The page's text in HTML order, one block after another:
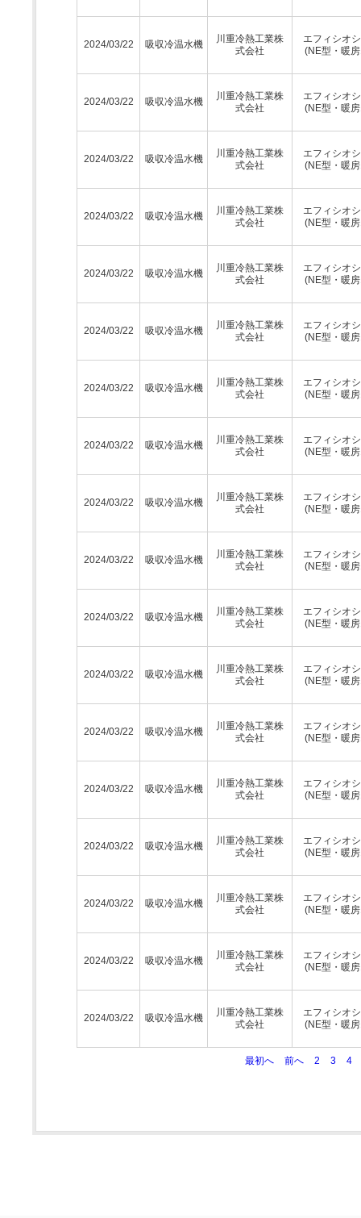
2024/03/22 吸収冷温水機
川重冷熱工業株
式会社
エフィシオ
(NE型・暖
2024/03/22 吸収冷温水機
川重冷熱工業株
式会社
エフィシオ
(NE型・暖
2024/03/22 吸収冷温水機
川重冷熱工業株
式会社
エフィシオ
(NE型・暖
2024/03/22 吸収冷温水機
川重冷熱工業株
式会社
エフィシオ
(NE型・暖
2024/03/22 吸収冷温水機
川重冷熱工業株
式会社
エフィシオ
(NE型・暖
2024/03/22 吸収冷温水機
川重冷熱工業株
式会社
エフィシオ
(NE型・暖
2024/03/22 吸収冷温水機
川重冷熱工業株
式会社
エフィシオ
(NE型・暖
2024/03/22 吸収冷温水機
川重冷熱工業株
式会社
エフィシオ
(NE型・暖
2024/03/22 吸収冷温水機
川重冷熱工業株
式会社
エフィシオ
(NE型・暖
2024/03/22 吸収冷温水機
川重冷熱工業株
式会社
エフィシオ
(NE型・暖
2024/03/22 吸収冷温水機
川重冷熱工業株
式会社
エフィシオ
(NE型・暖
2024/03/22 吸収冷温水機
川重冷熱工業株
式会社
エフィシオ
(NE型・暖
2024/03/22 吸収冷温水機
川重冷熱工業株
式会社
エフィシオ
(NE型・暖
2024/03/22 吸収冷温水機
川重冷熱工業株
式会社
エフィシオ
(NE型・暖
2024/03/22 吸収冷温水機
川重冷熱工業株
式会社
エフィシオ
(NE型・暖
2024/03/22 吸収冷温水機
川重冷熱工業株
式会社
エフィシオ
(NE型・暖
2024/03/22 吸収冷温水機
川重冷熱工業株
式会社
エフィシオ
(NE型・暖
2024/03/22 吸収冷温水機
川重冷熱工業株
式会社
エフィシオ
(NE型・暖
最初へ 前へ 2 3 4